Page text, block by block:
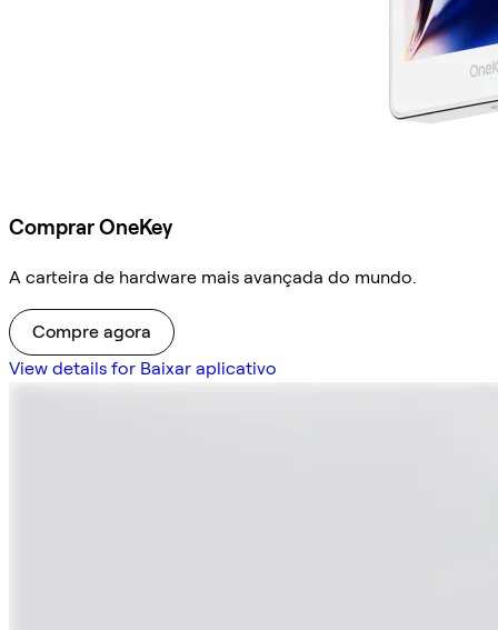
Comprar OneKey
A carteira de hardware mais avançada do mundo.
Compre agora
View details for Baixar aplicativo